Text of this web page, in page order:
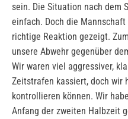
sein. Die Situation nach dem
einfach. Doch die
richtige Reaktion gezeigt.
unsere Abwehr gegenüber
Wir waren viel aggressiver,
Zeitstrafen kassiert, doch wir
kontrollieren können. Wir
Anfang der zweiten Halbzeit